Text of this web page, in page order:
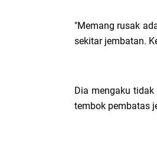
"Memang rusak
sekitar jembatan.
Dia mengaku
tembok pembatas